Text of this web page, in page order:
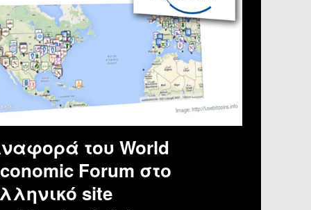
του World
Forum στο
site